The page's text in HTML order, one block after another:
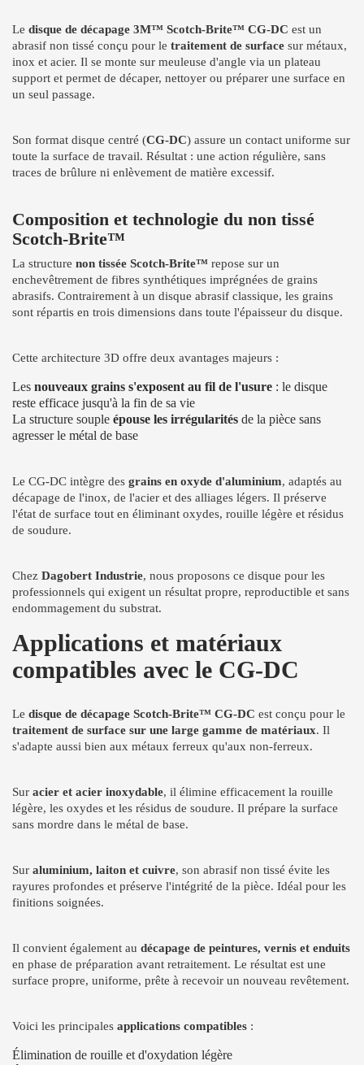
Le disque de décapage 3M™ Scotch-Brite™ CG-DC est un
abrasif non tissé conçu pour le traitement de surface sur métaux,
inox et acier. Il se monte sur meuleuse d'angle via un plateau
support et permet de décaper, nettoyer ou préparer une surface en
un seul passage.
Son format disque centré (CG-DC) assure un contact uniforme sur
toute la surface de travail. Résultat : une action régulière, sans
traces de brûlure ni enlèvement de matière excessif.
Composition et technologie du non tissé
Scotch-Brite™
La structure non tissée Scotch-Brite™ repose sur un
enchevêtrement de fibres synthétiques imprégnées de grains
abrasifs. Contrairement à un disque abrasif classique, les grains
sont répartis en trois dimensions dans toute l'épaisseur du disque.
Cette architecture 3D offre deux avantages majeurs :
Les nouveaux grains s'exposent au fil de l'usure : le disque
reste efficace jusqu'à la fin de sa vie
La structure souple épouse les irrégularités de la pièce sans
agresser le métal de base
Le CG-DC intègre des grains en oxyde d'aluminium, adaptés au
décapage de l'inox, de l'acier et des alliages légers. Il préserve
l'état de surface tout en éliminant oxydes, rouille légère et résidus
de soudure.
Chez Dagobert Industrie, nous proposons ce disque pour les
professionnels qui exigent un résultat propre, reproductible et sans
endommagement du substrat.
Applications et matériaux
compatibles avec le CG-DC
Le disque de décapage Scotch-Brite™ CG-DC est conçu pour le
traitement de surface sur une large gamme de matériaux. Il
s'adapte aussi bien aux métaux ferreux qu'aux non-ferreux.
Sur acier et acier inoxydable, il élimine efficacement la rouille
légère, les oxydes et les résidus de soudure. Il prépare la surface
sans mordre dans le métal de base.
Sur aluminium, laiton et cuivre, son abrasif non tissé évite les
rayures profondes et préserve l'intégrité de la pièce. Idéal pour les
finitions soignées.
Il convient également au décapage de peintures, vernis et enduits
en phase de préparation avant retraitement. Le résultat est une
surface propre, uniforme, prête à recevoir un nouveau revêtement.
Voici les principales applications compatibles :
Élimination de rouille et d'oxydation légère